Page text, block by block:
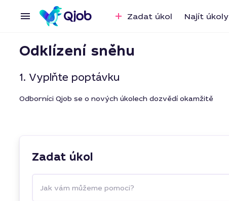
Zadat úkol Najít úkoly
Odklízení sněhu
1. Vyplňte poptávku
Odborníci Qjob se o nových úkolech dozvědí okamžitě
Zadat úkol
Jak vám můžeme pomoci?